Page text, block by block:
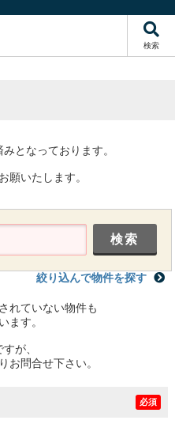
検索
となっております。
願いたします。
絞り込んで物件を探す
れていない物件も
ます。
が、
お問合せ下さい。
必須